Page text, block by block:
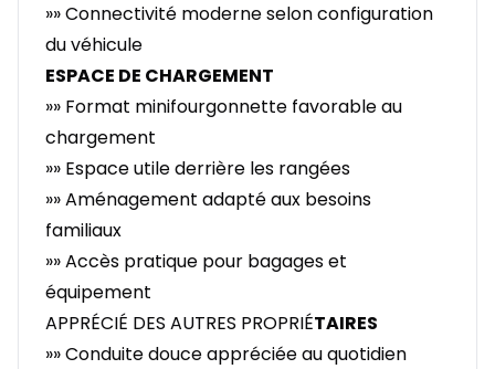
»» Connectivité moderne selon configuration
du véhicule
ESPACE DE CHARGEMENT
»» Format minifourgonnette favorable au
chargement
»» Espace utile derrière les rangées
»» Aménagement adapté aux besoins
familiaux
»» Accès pratique pour bagages et
équipement
APPRÉCIÉ DES AUTRES PROPRIÉTAIRES
»» Conduite douce appréciée au quotidien